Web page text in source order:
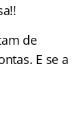
de
E se a